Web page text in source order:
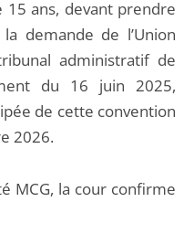
ans, devant prendre
demande de l’Union
administratif de
du 16 juin 2025,
de cette convention
2026.
MCG, la cour confirme